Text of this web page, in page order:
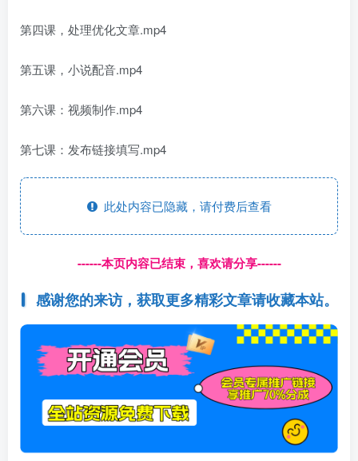
第四课，处理优化文章.mp4
第五课，小说配音.mp4
第六课：视频制作.mp4
第七课：发布链接填写.mp4
此处内容已隐藏，请付费后查看
------本页内容已结束，喜欢请分享------
感谢您的来访，获取更多精彩文章请收藏本站。